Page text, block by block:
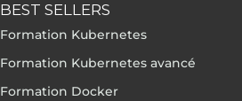
BEST SELLERS
Formation Kubernetes
Formation Kubernetes avancé
Formation Docker